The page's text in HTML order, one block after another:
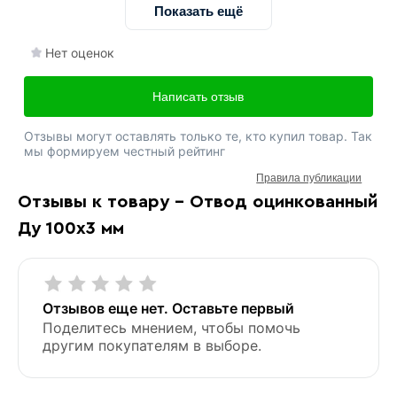
Показать ещё
Отзывы к товару - Отвод оцинкованный
Ду 100х3 мм
Отзывов еще нет. Оставьте первый
Поделитесь мнением, чтобы помочь
другим покупателям в выборе.
Нет оценок
Написать отзыв
Отзывы могут оставлять только те, кто купил товар. Так
мы формируем честный рейтинг
Правила публикации